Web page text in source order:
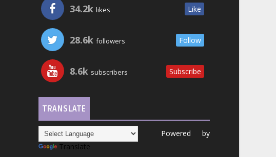
34.2k likes Like
28.6k followers Follow
8.6k subscribers Subscribe
TRANSLATE
Powered by
Translate